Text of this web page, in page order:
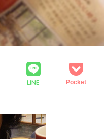
LINE Pocket